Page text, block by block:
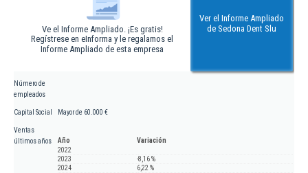
Ve el Informe Ampliado. ¡Es gratis!
Regístrese en eInforma y le regalamos el
Informe Ampliado de esta empresa
Ver el Informe Ampliado
de Sedona Dent Slu
Número de
empleados
Capital Social Mayor de 60.000 €
Ventas
últimos años
Año
Variación
2022
2023
-8,16 %
2024
6,22 %